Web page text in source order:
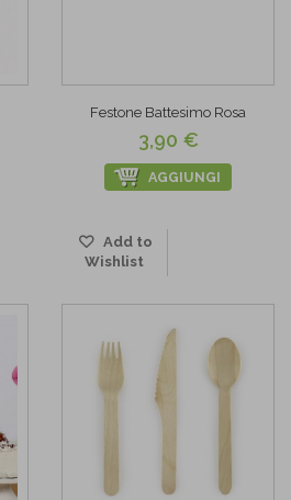
Festone Battesimo Rosa
3,90 €
AGGIUNGI
Add to
Wishlist